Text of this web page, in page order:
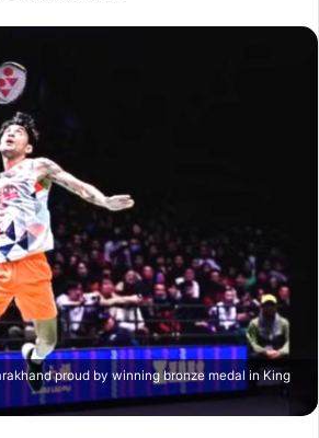
proud by winning bronze medal in King